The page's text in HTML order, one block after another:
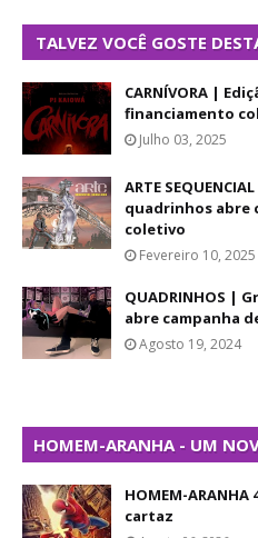
TALVEZ VOCÊ GOSTE
CARNÍVORA |
financiamento
Julho 03, 2025
ARTE
quadrinhos abre
coletivo
Fevereiro 10, 2025
QUADRINHOS |
abre campanha
Agosto 19, 2024
HOMEM-ARANHA - UM
HOMEM-
cartaz